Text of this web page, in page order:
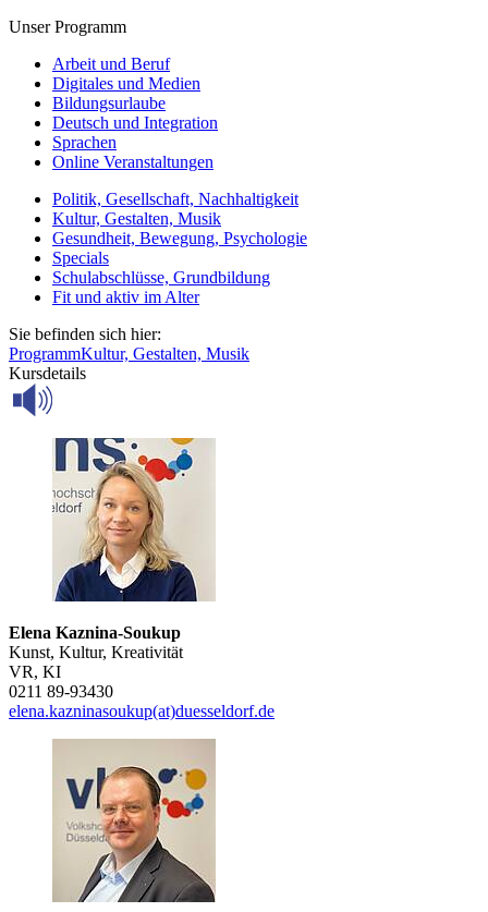
Unser Programm
Arbeit und Beruf
Digitales und Medien
Bildungsurlaube
Deutsch und Integration
Sprachen
Online Veranstaltungen
Politik, Gesellschaft, Nachhaltigkeit
Kultur, Gestalten, Musik
Gesundheit, Bewegung, Psychologie
Specials
Schulabschlüsse, Grundbildung
Fit und aktiv im Alter
Sie befinden sich hier:
ProgrammKultur, Gestalten, Musik
Kursdetails
Elena Kaznina-Soukup
Kunst, Kultur, Kreativität
VR, KI
0211 89-93430
elena.kazninasoukup(at)duesseldorf.de